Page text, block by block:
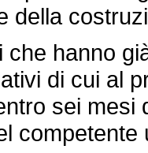
della
hanno
di cui al
sei mesi
competente